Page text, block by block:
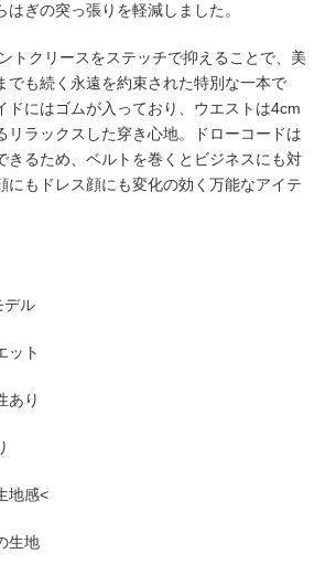
はぎの突っ張りを軽減しました。
トクリースをステッチで抑えることで、美
でも続く永遠を約束された特別な一本で
ドにはゴムが入っており、ウエストは4cm
リラックスした穿き心地。ドローコードは
きるため、ベルトを巻くとビジネスにも対
にもドレス顔にも変化の効く万能なアイテ
デル
ット
あり
地感<
生地